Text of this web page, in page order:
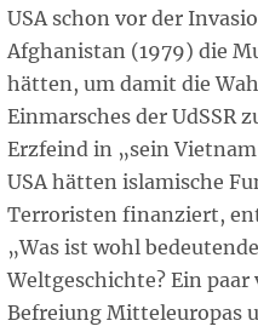
USA schon vor der
Afghanistan (1979) die
hätten, um damit die
Einmarsches der UdSSR
Erzfeind in „sein
USA hätten islamische
Terroristen finanziert,
„Was ist wohl
Weltgeschichte? Ein
Befreiung Mitteleuropas